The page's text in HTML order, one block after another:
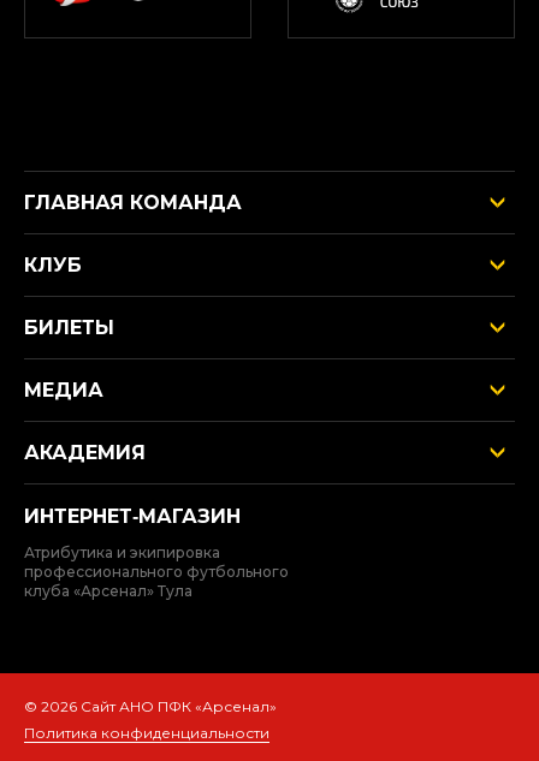
ГЛАВНАЯ КОМАНДА
КЛУБ
БИЛЕТЫ
МЕДИА
АКАДЕМИЯ
ИНТЕРНЕТ‑МАГАЗИН
Атрибутика и экипировка
профессионального футбольного
клуба «Арсенал» Тула
© 2026 Сайт АНО ПФК «Арсенал»
Политика конфиденциальности